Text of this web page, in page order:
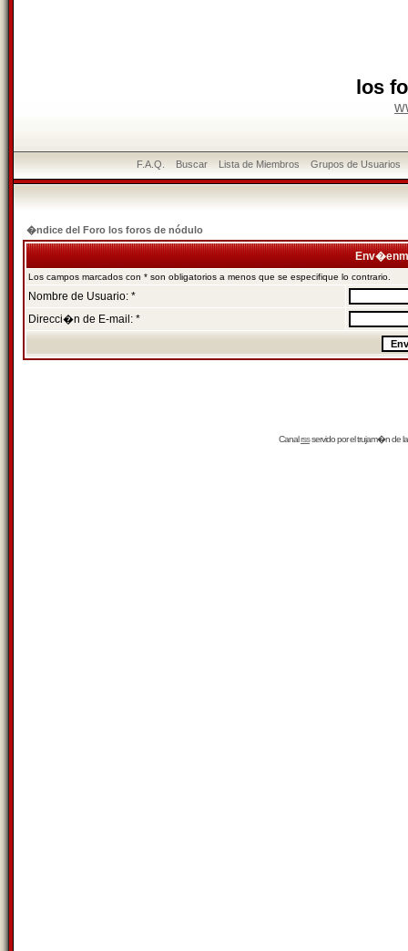
los
F.A.Q. Buscar Lista de Miembros Grupos de Usuarios
�ndice del Foro los foros de nódulo
Los campos marcados con * son obligatorios a menos que se especifique lo contrario.
Nombre de Usuario: *
Direcci�n de E-mail: *
Canalrssservido por eltrujam�nde